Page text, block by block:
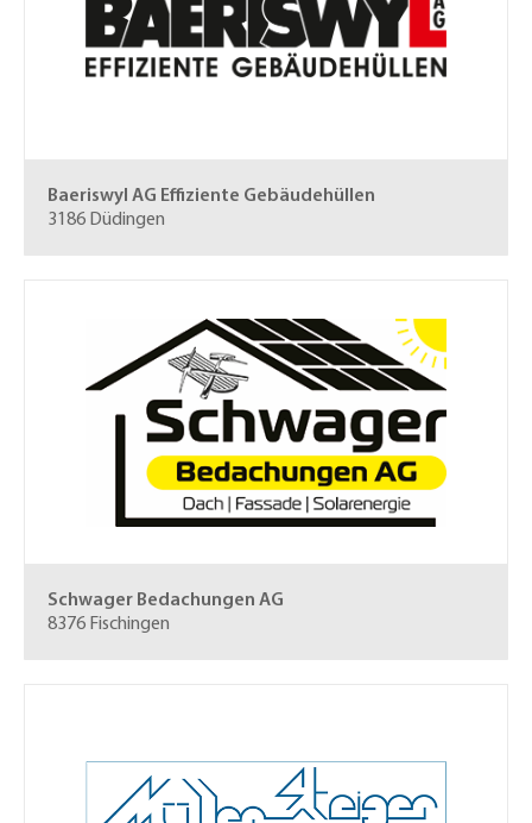
Baeriswyl AG Effiziente Gebäudehüllen
3186 Düdingen
Schwager Bedachungen AG
8376 Fischingen